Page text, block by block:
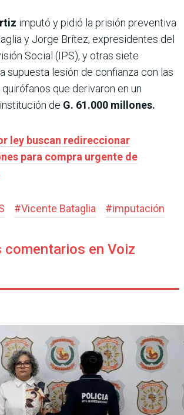
imputó y pidió la prisión preventiva
y Jorge Brítez, expresidentes del
Social (IPS), y otras siete
supuesta lesión de confianza con las
que derivaron en un
de G. 61.000 millones.
ley buscan redireccionar
para compra urgente de
#Vicente Bataglia #imputación
comentarios en Voiz